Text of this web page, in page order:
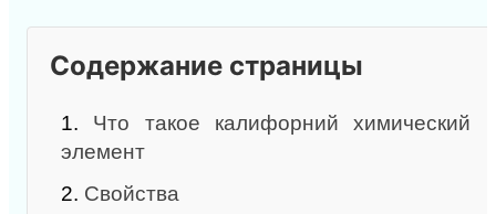
Содержание страницы
1. Что такое калифорний химический
элемент
2. Свойства